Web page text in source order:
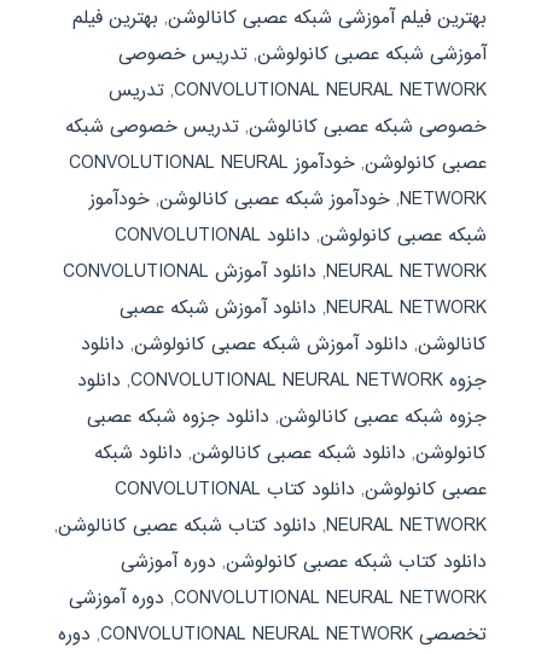
بهترین فیلم آموزشی شبکه عصبی کانالوشن, بهترین فیلم
آموزشی شبکه عصبی کانولوشن, تدریس خصوصی
CONVOLUTIONAL NEURAL NETWORK
, تدریس
خصوصی شبکه عصبی کانالوشن, تدریس خصوصی شبکه
عصبی کانولوشن,
خودآموز CONVOLUTIONAL NEURAL
NETWORK
, خودآموز شبکه عصبی کانالوشن, خودآموز
شبکه عصبی کانولوشن,
دانلود CONVOLUTIONAL
NEURAL NETWORK
,
دانلود آموزش CONVOLUTIONAL
NEURAL NETWORK
, دانلود آموزش شبکه عصبی
کانالوشن, دانلود آموزش شبکه عصبی کانولوشن, دانلود
جزوه CONVOLUTIONAL NEURAL NETWORK
, دانلود
جزوه شبکه عصبی کانالوشن, دانلود جزوه شبکه عصبی
کانولوشن, دانلود شبکه عصبی کانالوشن, دانلود شبکه
عصبی کانولوشن,
دانلود کتاب CONVOLUTIONAL
NEURAL NETWORK
, دانلود کتاب شبکه عصبی کانالوشن,
دانلود کتاب شبکه عصبی کانولوشن, دوره آموزشی
CONVOLUTIONAL NEURAL NETWORK
, دوره آموزشی
تخصصی CONVOLUTIONAL NEURAL NETWORK
, دوره